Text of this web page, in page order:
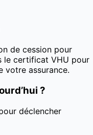
de cession pour
le certificat VHU pour
votre assurance.
?
déclencher